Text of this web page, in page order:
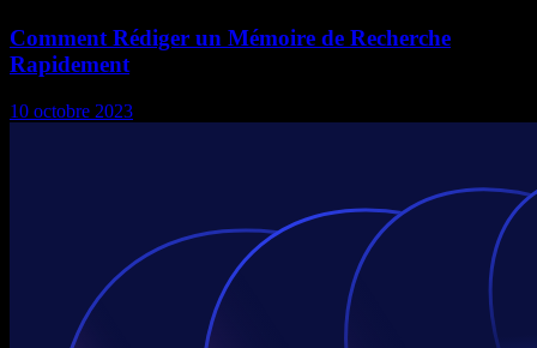
Comment Rédiger un Mémoire de Recherche
Rapidement
10 octobre 2023